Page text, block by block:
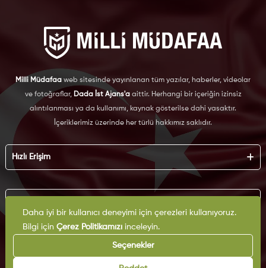
Milli Müdafaa web sitesinde yayınlanan tüm yazılar, haberler, videolar
ve fotoğraflar, Dada İst Ajans'aaittir. Herhangi bir içeriğin izinsiz
alıntılanması ya da kullanımı, kaynak gösterilse dahi yasaktır.
İçeriklerimiz üzerinde her türlü hakkımız saklıdır.
Hızlı Erişim
Künye
Reklam
İş Birliği
Arşiv
İletişim
KVKK
Çerez Politikası
Gizlilik Politikası
Daha iyi bir kullanıcı deneyimi için çerezleri kullanıyoruz.
Bilgi için Çerez Politikamızıinceleyin.
Seçenekler